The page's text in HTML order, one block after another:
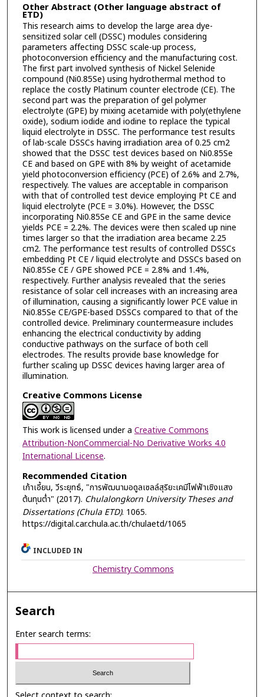
Other Abstract (Other language abstract of
ETD)
This research aims to develop the large area dye-
sensitized solar cell (DSSC) modules considering
parameters affecting DSSC scale-up process,
photoconversion efficiency and the manufacturing cost.
The first part involved synthesis of Nickel Selenide
compound (Ni0.85Se) using hydrothermal method to
replace the costly Platinum counter electrode (CE). The
second part was the preparation of gel polymer
electrolyte (GPE) by mixing acetamide with poly(ethylene
oxide), sodium iodide and iodine to replace the typical
liquid electrolyte in DSSC. The performance test results
of lab-scale DSSCs having irradiation area of 0.25 cm2
showed that the DSSC test devices based on Ni0.85Se
CE and based on GPE with 8% by weight of acetamide
yield photoconversion efficiency (PCE) of 2.6% and 2.7%,
respectively. The values are acceptable in comparison
with that of controlled test device employing Pt CE and
liquid electrolyte (PCE = 3.0%). However, the DSSC
incorporating Ni0.85Se CE and GPE in the same device
yields PCE = 2.2%. The devices were then scaled up nine
times larger so that the irradiation area became 2.25
cm2. The performance test results of controlled DSSCs
embedding Pt CE / liquid electrolyte and DSSCs based on
Ni0.85Se CE / GPE showed PCE = 2.8% and 1.4%,
respectively. Further analysis revealed that the series
resistance of solar cell increases with an increasing area
of illumination, causing a significantly lower PCE value in
Ni0.85Se CE/GPE-based DSSCs compared to that of the
controlled device. Preliminary countermeasure includes
enhancing the electrical conductivity by adding
conductive pathways on the surface of both cell
electrodes. The results provide base knowledge for
further scaling up DSSC devices having larger area of
illumination.
Creative Commons License
This work is licensed under a Creative Commons
Attribution-NonCommercial-No Derivative Works 4.0
International License.
Recommended Citation
เก้าเอี้ยน, วีระยุทธ์, "การพัฒนามอดูลเซลล์สุริยะเคมีไฟฟ้าเชิงแสง
ต้นทุนตํ่า" (2017). Chulalongkorn University Theses and
Dissertations (Chula ETD). 1065.
https://digital.car.chula.ac.th/chulaetd/1065
INCLUDED IN
Chemistry Commons
Search
Enter search terms: